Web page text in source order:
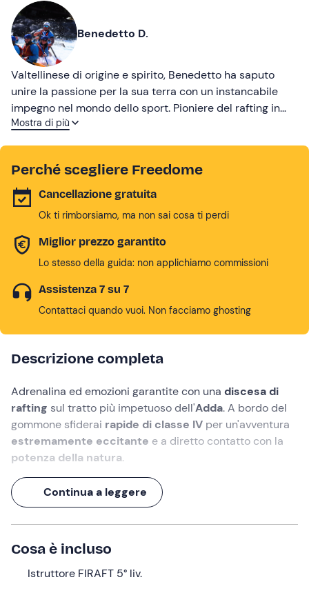
Benedetto D.
Valtellinese di origine e spirito, Benedetto ha saputo
unire la passione per la sua terra con un instancabile
impegno nel mondo dello sport. Pioniere del rafting in
Italia, ha fondato la Federazione Italiana Rafting nel 1987,
una disciplina riconosciuta e diffusa a livello nazionale,
capace di unire agonismo, avventura e inclusione. Per il
suo impegno umano e sportivo ha ricevuto prestigiosi
riconoscimenti, tra cui la Rosa Camuna di Regione
Lombardia e la Stella d’Oro al Merito Sportivo del CONI.
Mostra di più
Perché scegliere Freedome
Cancellazione gratuita
Ok ti rimborsiamo, ma non sai cosa ti perdi
Miglior prezzo garantito
Lo stesso della guida: non applichiamo commissioni
Assistenza 7 su 7
Contattaci quando vuoi. Non facciamo ghosting
Descrizione completa
Adrenalina ed emozioni garantite con una discesa di
rafting sul tratto più impetuoso dell'Adda. A bordo del
gommone sfiderai rapide di classe IV per un'avventura
estremamente eccitante e a diretto contatto con la
potenza della natura.
Un'occasione persuperare i tuoi limiti
prova
passione e determinazione
In aggiunta a tutto questo, il
della Valtellina, che con i suoi paesaggi incornicerà
Continua a leggere
Cosa è incluso
Istruttore FIRAFT 5° liv.